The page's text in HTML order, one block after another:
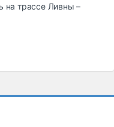
на трассе Ливны –